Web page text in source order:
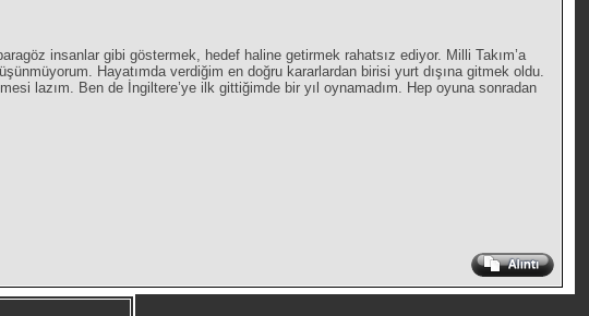
insanlar gibi göstermek, hedef haline getirmek rahatsız ediyor. Milli Takım’a
Hayatımda verdiğim en doğru kararlardan birisi yurt dışına gitmek oldu.
lazım. Ben de İngiltere’ye ilk gittiğimde bir yıl oynamadım. Hep oyuna sonradan